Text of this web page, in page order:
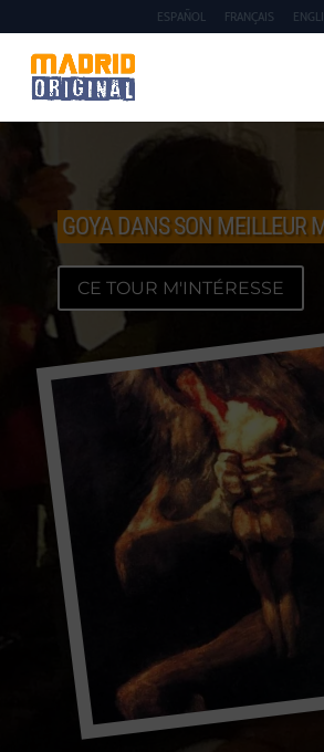
ESPAÑOL FRANÇAIS
GOYA DANS SON MEILLEUR
CE TOUR M'INTÉRESSE